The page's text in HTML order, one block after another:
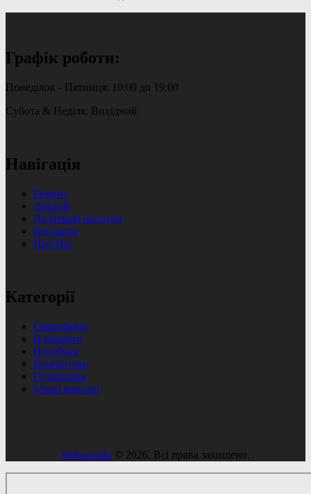
Графік роботи:
Понеділок - Пятниця: 10:00 до 19:00
Субота & Неділя: Вихідний
Навігація
Ремонт
Локація
Додаткові послуги
Контакти
Про Нас
Категорії
Смартфони
Планшети
Ноутбуки
Компютери
Годинники
Ігрові консолі
Webwoodo © 2026. Всі права захищено.